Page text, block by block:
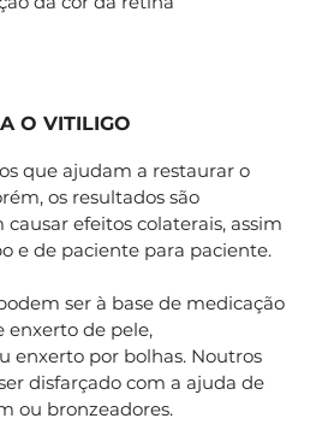
O VITILIGO
que ajudam a restaurar o
os resultados são
efeitos colaterais, assim
e de paciente para paciente.
ser à base de medicação
enxerto de pele,
enxerto por bolhas. Noutros
disfarçado com a ajuda de
ou bronzeadores.